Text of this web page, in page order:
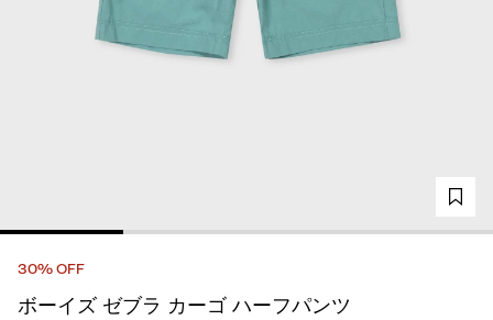
30% OFF
ボーイズ ゼブラ カーゴ ハーフパンツ